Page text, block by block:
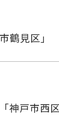
鶴見区」
神戸市西区